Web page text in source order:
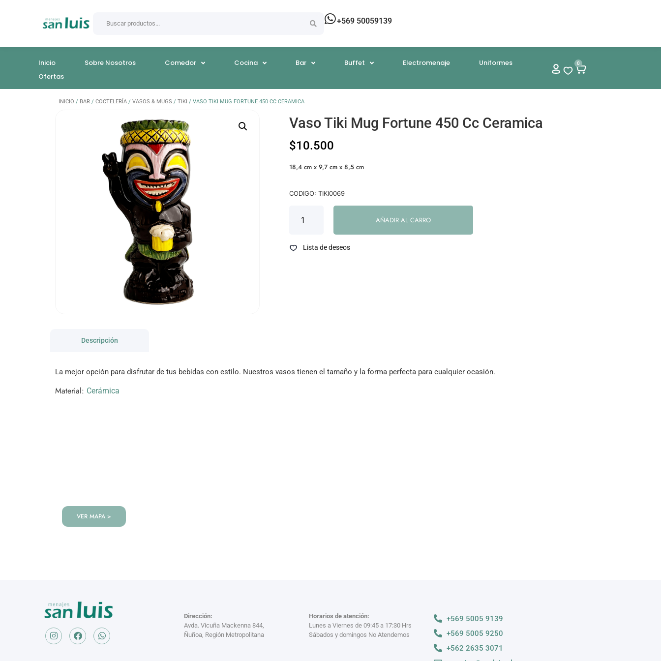
+569 50059139
Inicio Sobre Nosotros Comedor Cocina Bar Buffet Electromenaje
Uniformes
Ofertas
0
INICIO / BAR / COCTELERÍA / VASOS & MUGS / TIKI / VASO TIKI MUG FORTUNE 450 CC CERAMICA
Vaso Tiki Mug Fortune 450 Cc Ceramica
$10.500
18,4 cm x 9,7 cm x 8,5 cm
CODIGO: TIKI0069
AÑADIR AL CARRO
Lista de deseos
Descripción
La mejor opción para disfrutar de tus bebidas con estilo. Nuestros vasos tienen el tamaño y la forma perfecta para cualquier ocasión.
Material: Cerámica
VER MAPA >
Dirección:
Avda. Vicuña Mackenna 844,
Ñuñoa, Región Metropolitana
Horarios de atención:
Lunes a Viernes de 09:45 a 17:30 Hrs
Sábados y domingos No Atendemos
+569 5005 9139
+569 5005 9250
+562 2635 3071